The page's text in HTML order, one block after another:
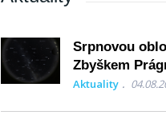
Srpnovou
Zbyškem
Aktuality